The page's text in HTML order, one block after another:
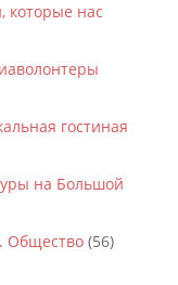
которые нас
гостиная
на Большой
Общество(56)